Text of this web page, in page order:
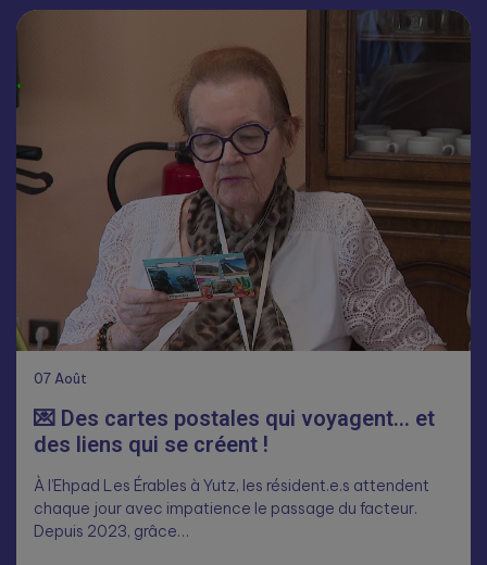
07 Août
💌 Des cartes postales qui voyagent… et
des liens qui se créent !
À l’Ehpad Les Érables à Yutz, les résident.e.s attendent
chaque jour avec impatience le passage du facteur.
Depuis 2023, grâce…